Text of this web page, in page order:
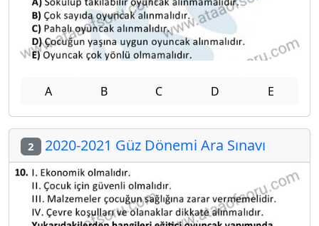
A B C D E
2 2020-2021 Güz Dönemi Ara Sınavı